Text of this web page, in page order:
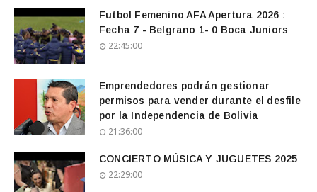
Futbol Femenino AFA Apertura 2026 :
Fecha 7 - Belgrano 1- 0 Boca Juniors
22:45:00
Emprendedores podrán gestionar
permisos para vender durante el desfile
por la Independencia de Bolivia
21:36:00
CONCIERTO MÚSICA Y JUGUETES 2025
22:29:00